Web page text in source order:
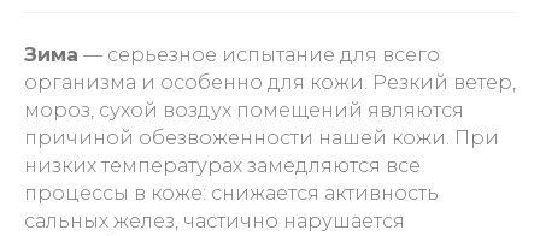
Зима — серьезное испытание для всего
организма и особенно для кожи. Резкий ветер,
мороз, сухой воздух помещений являются
причиной обезвоженности нашей кожи. При
низких температурах замедляются все
процессы в коже: снижается активность
сальных желез, частично нарушается